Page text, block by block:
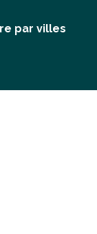
par villes